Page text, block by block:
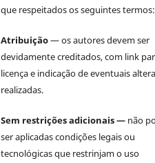
que respeitados os seguintes termos:
Atribuição— os autores devem ser
devidamente creditados, com link
licença e indicação de eventuais
realizadas.
Sem restrições adicionais — não
ser aplicadas condições legais ou
tecnológicas que restrinjam o uso